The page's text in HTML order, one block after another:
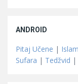
ANDROID
Pitaj Učene |
Sufara | Tedžvid |